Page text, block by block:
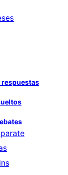
respuestas